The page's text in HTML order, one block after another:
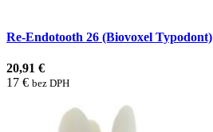
Re-Endotooth 26 (Biovoxel Typodont)
20,91 €
17 € bez DPH